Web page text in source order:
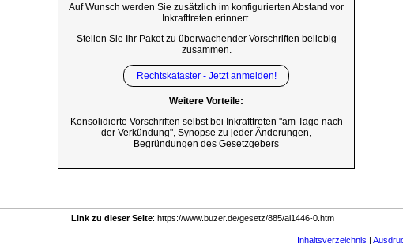
Auf Wunsch werden Sie zusätzlich im konfigurierten Abstand vor
Inkrafttreten erinnert.
Stellen Sie Ihr Paket zu überwachender Vorschriften beliebig
zusammen.
Rechtskataster - Jetzt anmelden!
Weitere Vorteile:
Konsolidierte Vorschriften selbst bei Inkrafttreten "am Tage nach
der Verkündung", Synopse zu jeder Änderungen,
Begründungen des Gesetzgebers
Link zu dieser Seite: https://www.buzer.de/gesetz/885/al1446-0.htm
Inhaltsverzeichnis |